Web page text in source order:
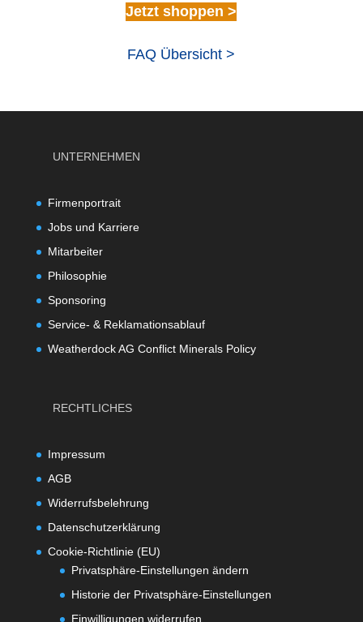
Jetzt shoppen >
FAQ Übersicht >
UNTERNEHMEN
Firmenportrait
Jobs und Karriere
Mitarbeiter
Philosophie
Sponsoring
Service- & Reklamationsablauf
Weatherdock AG Conflict Minerals Policy
RECHTLICHES
Impressum
AGB
Widerrufsbelehrung
Datenschutzerklärung
Cookie-Richtlinie (EU)
Privatsphäre-Einstellungen ändern
Historie der Privatsphäre-Einstellungen
Einwilligungen widerrufen